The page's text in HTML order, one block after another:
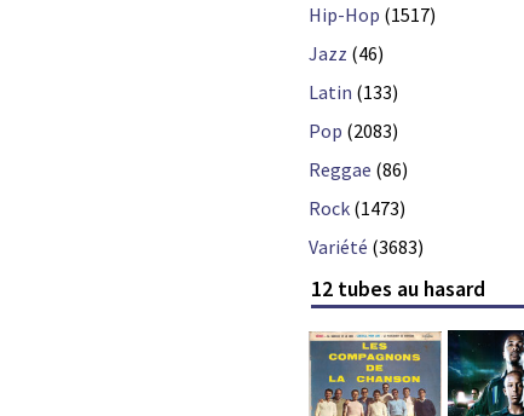
Hip-Hop (1517)
Jazz (46)
Latin (133)
Pop (2083)
Reggae (86)
Rock (1473)
Variété (3683)
12 tubes au hasard